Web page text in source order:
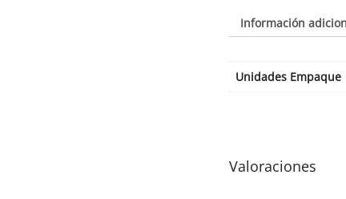
Información
Unidades Empaque
Valoraciones